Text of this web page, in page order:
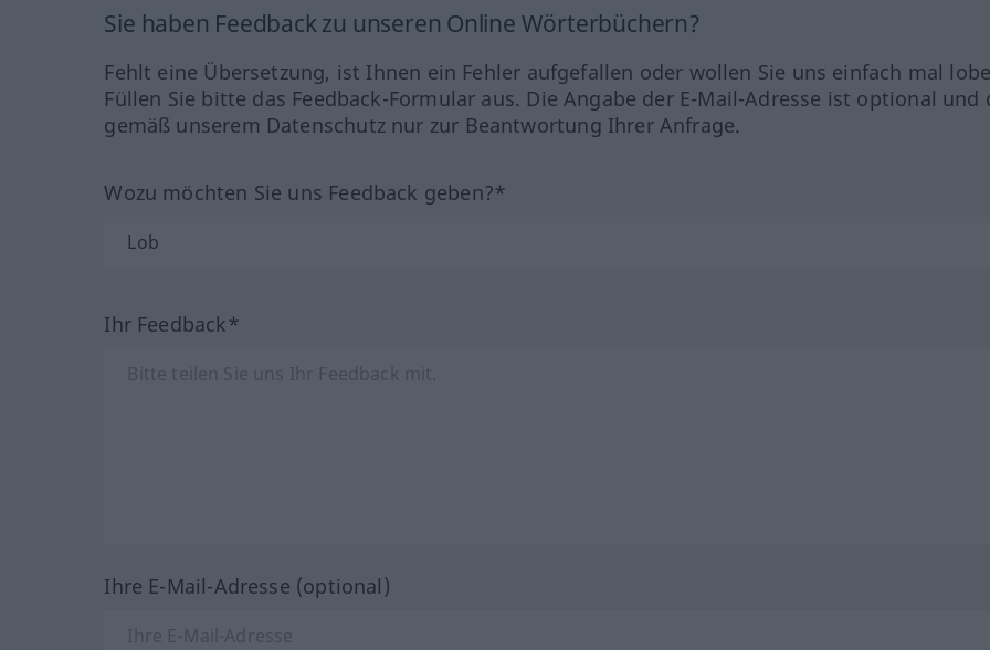
Sie haben Feedback zu unseren Online Wörterbüchern?
Fehlt eine Übersetzung, ist Ihnen ein Fehler aufgefallen oder wollen Sie uns einfach mal
Füllen Sie bitte das Feedback-Formular aus. Die Angabe der E-Mail-Adresse ist optional und
gemäß unserem Datenschutz nur zur Beantwortung Ihrer Anfrage.
Wozu möchten Sie uns Feedback geben?*
Ihr Feedback*
Ihre E-Mail-Adresse (optional)